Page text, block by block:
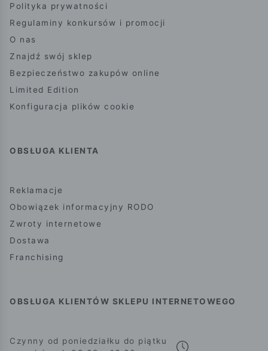
Polityka prywatności
Regulaminy konkursów i promocji
O nas
Znajdź swój sklep
Bezpieczeństwo zakupów online
Limited Edition
Konfiguracja plików cookie
OBSŁUGA KLIENTA
Reklamacje
Obowiązek informacyjny RODO
Zwroty internetowe
Dostawa
Franchising
OBSŁUGA KLIENTÓW SKLEPU INTERNETOWEGO
Czynny od poniedziałku do piątku